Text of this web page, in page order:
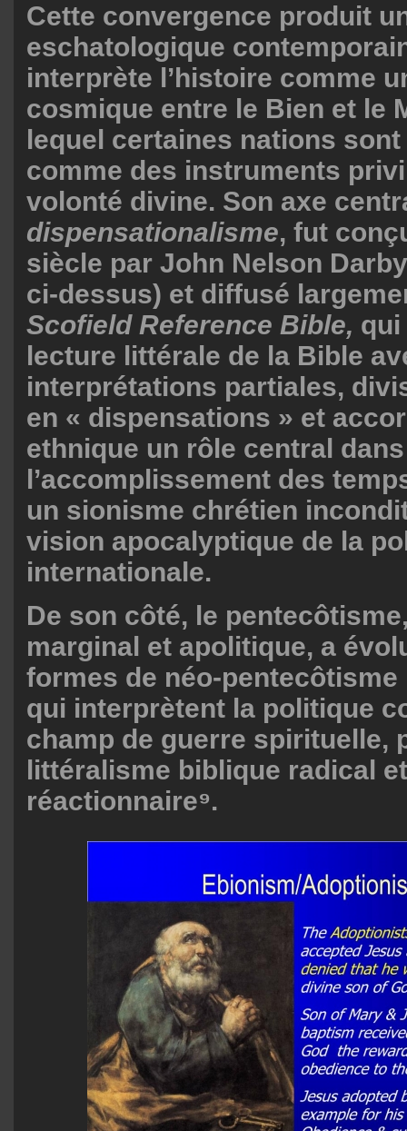
Cette convergence produit
eschatologique
interprète l’histoire comme
cosmique entre le Bien et le
lequel certaines nations
comme des instruments
volonté divine. Son axe
dispensationalisme, fut
siècle par John Nelson
ci-dessus) et diffusé
Scofield Reference Bible, qui
lecture littérale de la Bible
interprétations partiales,
en « dispensations » et
ethnique un rôle central dans
l’accomplissement des
un sionisme chrétien
vision apocalyptique de la
internationale.
De son côté, le
marginal et apolitique, a
formes de néo-
qui interprètent la politique
champ de guerre spirituelle,
littéralisme biblique radical
réactionnaire⁹.